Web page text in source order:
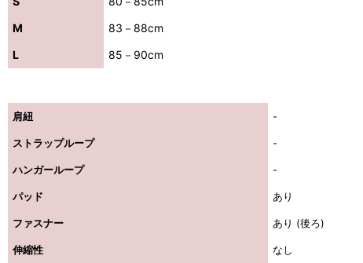
M
83－88cm
L
85－90cm
肩紐 -
ストラップループ -
ハンガーループ -
パッド あり
ファスナー あり (後ろ)
伸縮性 なし